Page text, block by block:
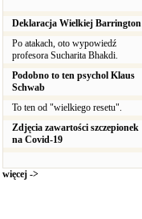
Deklaracja Wielkiej Barrington
Po atakach, oto wypowiedź
profesora Sucharita Bhakdi.
Podobno to ten psychol Klaus
Schwab
To ten od "wielkiego resetu".
Zdjęcia zawartości szczepionek
na Covid-19
więcej ->